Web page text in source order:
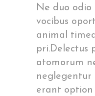
Ne duo odio
vocibus
animal
pri.Delectus
atomorum
neglegentur
erant